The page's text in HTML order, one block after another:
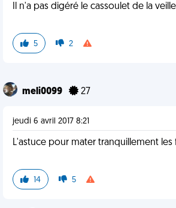
Il n'a pas digéré le cassoulet de la veille
5 2
meli0099 27
jeudi 6 avril 2017 8:21
L'astuce pour mater tranquillement les
14 5